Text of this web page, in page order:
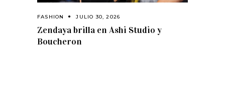
FASHION JULIO 30, 2026
Zendaya brilla en Ashi Studio y
Boucheron